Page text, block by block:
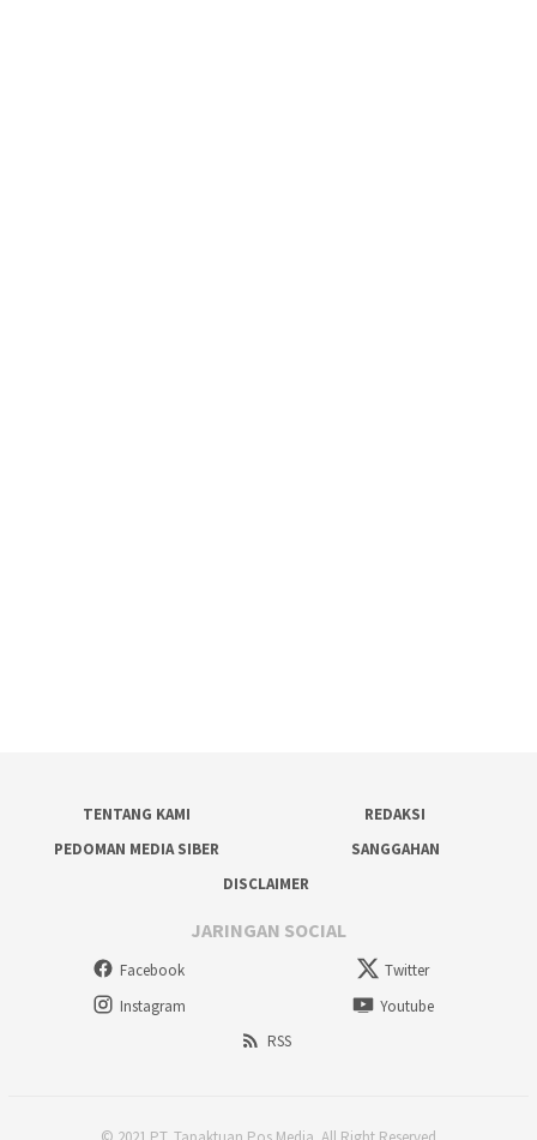
TENTANG KAMI
REDAKSI
PEDOMAN MEDIA SIBER
SANGGAHAN
DISCLAIMER
JARINGAN SOCIAL
Facebook
Twitter
Instagram
Youtube
RSS